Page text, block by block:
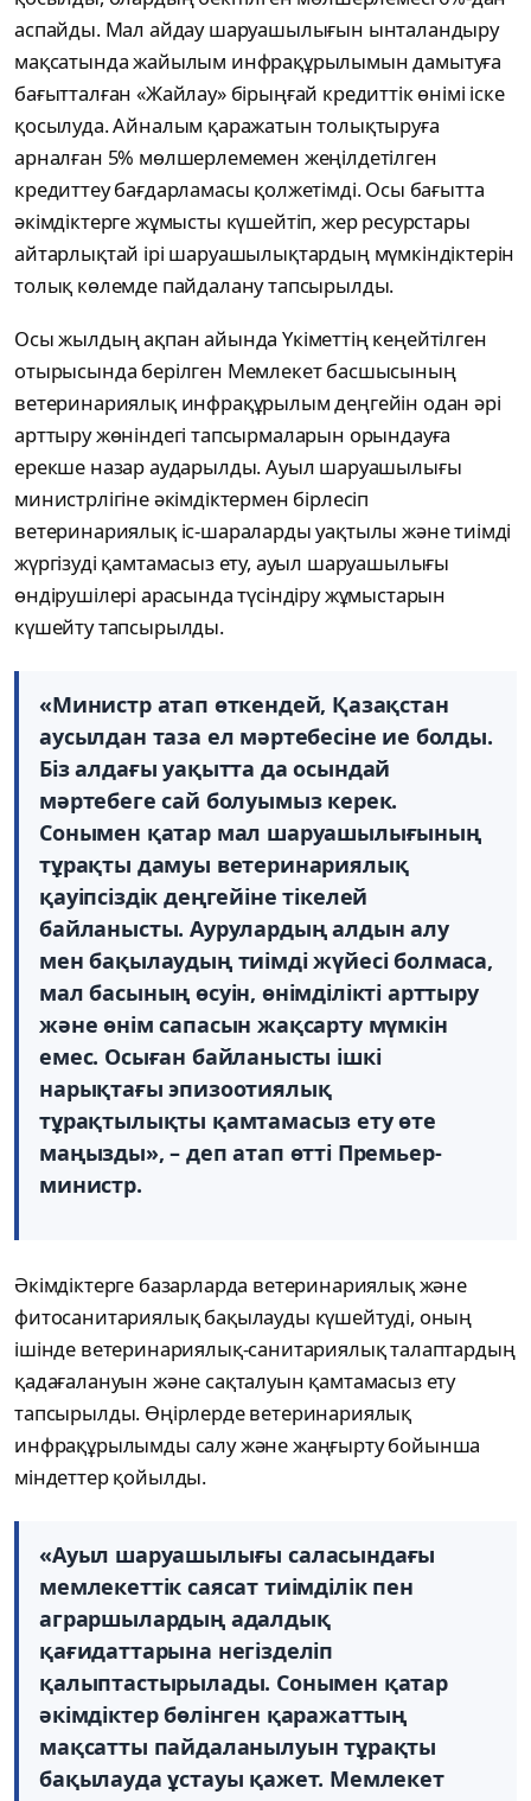
аспайды. Мал айдау шаруашылығын ынталандыру
мақсатында жайылым инфрақұрылымын дамытуға
бағытталған «Жайлау» бірыңғай кредиттік өнімі іске
қосылуда. Айналым қаражатын толықтыруға
арналған 5% мөлшерлемемен жеңілдетілген
кредиттеу бағдарламасы қолжетімді. Осы бағытта
әкімдіктерге жұмысты күшейтіп, жер ресурстары
айтарлықтай ірі шаруашылықтардың мүмкіндіктерін
толық көлемде пайдалану тапсырылды.
Осы жылдың ақпан айында Үкіметтің кеңейтілген
отырысында берілген Мемлекет басшысының
ветеринариялық инфрақұрылым деңгейін одан әрі
арттыру жөніндегі тапсырмаларын орындауға
ерекше назар аударылды. Ауыл шаруашылығы
министрлігіне әкімдіктермен бірлесіп
ветеринариялық іс-шараларды уақтылы және тиімді
жүргізуді қамтамасыз ету, ауыл шаруашылығы
өндірушілері арасында түсіндіру жұмыстарын
күшейту тапсырылды.
«Министр атап өткендей, Қазақстан
аусылдан таза ел мәртебесіне ие болды.
Біз алдағы уақытта да осындай
мәртебеге сай болуымыз керек.
Сонымен қатар мал шаруашылығының
тұрақты дамуы ветеринариялық
қауіпсіздік деңгейіне тікелей
байланысты. Аурулардың алдын алу
мен бақылаудың тиімді жүйесі болмаса,
мал басының өсуін, өнімділікті арттыру
және өнім сапасын жақсарту мүмкін
емес. Осыған байланысты ішкі
нарықтағы эпизоотиялық
тұрақтылықты қамтамасыз ету өте
маңызды», – деп атап өтті Премьер-
министр.
Әкімдіктерге базарларда ветеринариялық және
фитосанитариялық бақылауды күшейтуді, оның
ішінде ветеринариялық-санитариялық талаптардың
қадағалануын және сақталуын қамтамасыз ету
тапсырылды. Өңірлерде ветеринариялық
инфрақұрылымды салу және жаңғырту бойынша
міндеттер қойылды.
«Ауыл шаруашылығы саласындағы
мемлекеттік саясат тиімділік пен
аграршылардың адалдық
қағидаттарына негізделіп
қалыптастырылады. Сонымен қатар
әкімдіктер бөлінген қаражаттың
мақсатты пайдаланылуын тұрақты
бақылауда ұстауы қажет. Мемлекет